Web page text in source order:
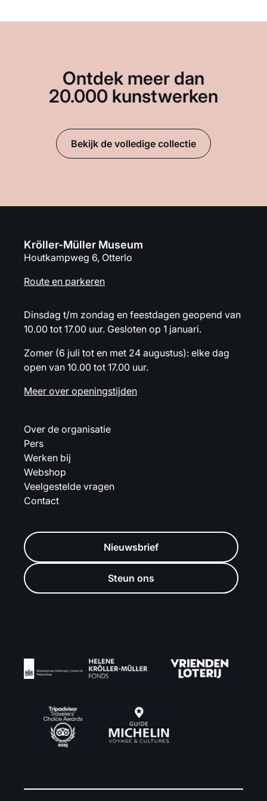
Ontdek meer dan
20.000 kunstwerken
Bekijk de volledige collectie
Kröller-Müller Museum
Houtkampweg 6, Otterlo
Route en parkeren
Dinsdag t/m zondag en feestdagen geopend van
10.00 tot 17.00 uur. Gesloten op 1 januari.
Zomer (6 juli tot en met 24 augustus): elke dag
open van 10.00 tot 17.00 uur.
Meer over openingstijden
Over de organisatie
Pers
Werken bij
Webshop
Veelgestelde vragen
Contact
Nieuwsbrief
Steun ons